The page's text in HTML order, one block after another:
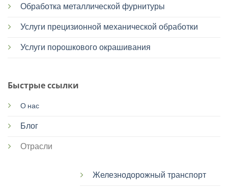
Обработка металлической фурнитуры
Услуги прецизионной механической обработки
Услуги порошкового окрашивания
Быстрые ссылки
О нас
Блог
Отрасли
Железнодорожный транспорт